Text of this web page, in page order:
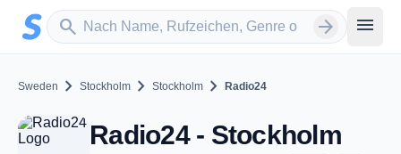
Zum Hauptinhalt springen
search
Sender suchen arrow_forward menu
Sweden chevron_right Stockholm chevron_right Stockholm chevron_right Radio24
Radio24 - Stockholm